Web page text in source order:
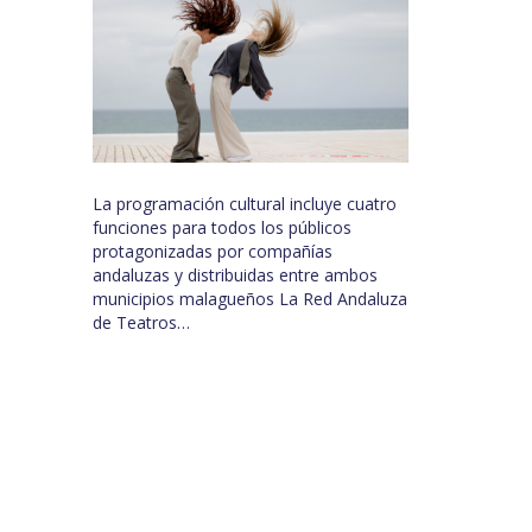
La programación cultural incluye cuatro
funciones para todos los públicos
protagonizadas por compañías
andaluzas y distribuidas entre ambos
municipios malagueños La Red Andaluza
de Teatros…